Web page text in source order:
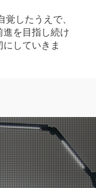
したうえで、
進を目指し続け
していきま